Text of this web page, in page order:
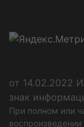
от 14.02.2022
знак
При полном или